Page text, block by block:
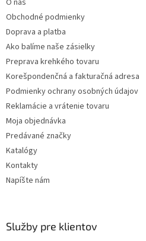
i
s
Obchodné podmienky
Doprava a platba
Ako balíme naše zásielky
Preprava krehkého tovaru
Korešpondenčná a fakturačná adresa
Podmienky ochrany osobných údajov
Reklamácie a vrátenie tovaru
Moja objednávka
Predávané značky
Katalógy
Kontakty
Napíšte nám
Služby pre klientov